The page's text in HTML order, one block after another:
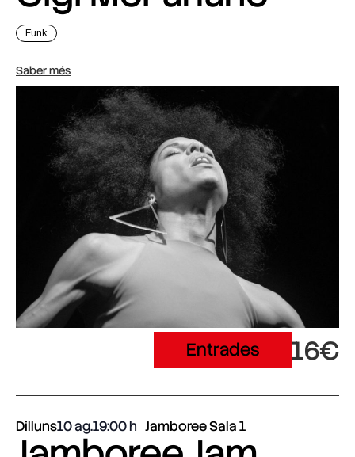
Funk
Saber més
Entrades 16€
Dilluns10 ag.19:00 Jamboree Sala 1